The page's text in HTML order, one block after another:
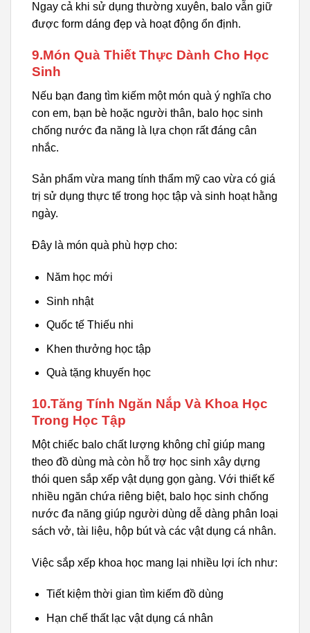
Ngay cả khi sử dụng thường xuyên, balo vẫn giữ
được form dáng đẹp và hoạt động ổn định.
9.Món Quà Thiết Thực Dành Cho Học
Sinh
Nếu bạn đang tìm kiếm một món quà ý nghĩa cho
con em, bạn bè hoặc người thân, balo học sinh
chống nước đa năng là lựa chọn rất đáng cân
nhắc.
Sản phẩm vừa mang tính thẩm mỹ cao vừa có giá
trị sử dụng thực tế trong học tập và sinh hoạt hằng
ngày.
Đây là món quà phù hợp cho:
Năm học mới
Sinh nhật
Quốc tế Thiếu nhi
Khen thưởng học tập
Quà tặng khuyến học
10.Tăng Tính Ngăn Nắp Và Khoa Học
Trong Học Tập
Một chiếc balo chất lượng không chỉ giúp mang
theo đồ dùng mà còn hỗ trợ học sinh xây dựng
thói quen sắp xếp vật dụng gọn gàng. Với thiết kế
nhiều ngăn chứa riêng biệt, balo học sinh chống
nước đa năng giúp người dùng dễ dàng phân loại
sách vở, tài liệu, hộp bút và các vật dụng cá nhân.
Việc sắp xếp khoa học mang lại nhiều lợi ích như:
Tiết kiệm thời gian tìm kiếm đồ dùng
Hạn chế thất lạc vật dụng cá nhân